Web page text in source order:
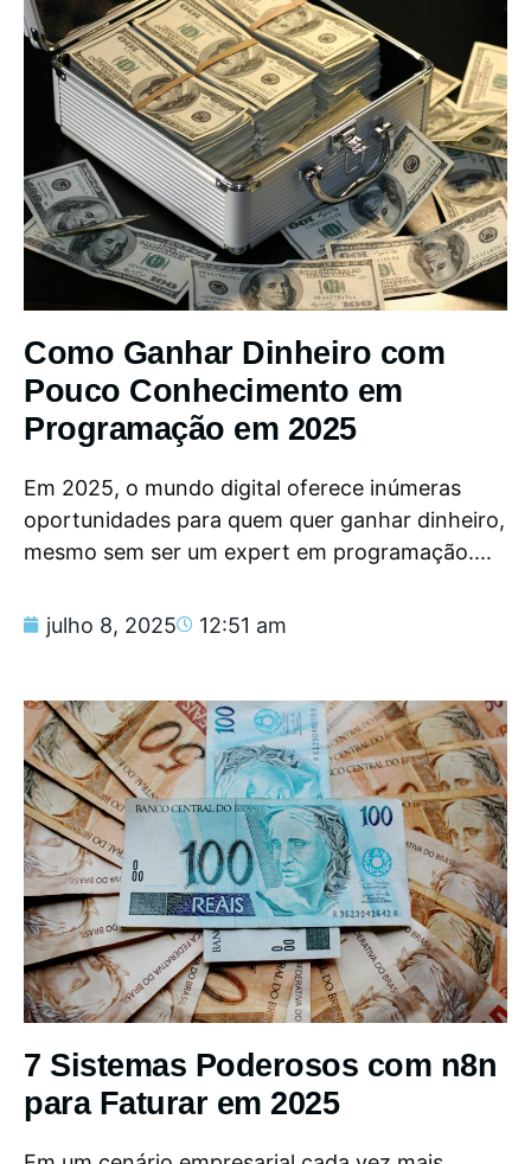
Como Ganhar Dinheiro com
Pouco Conhecimento em
Programação em 2025
Em 2025, o mundo digital oferece inúmeras
oportunidades para quem quer ganhar dinheiro,
mesmo sem ser um expert em programação....
julho 8, 2025 12:51 am
7 Sistemas Poderosos com n8n
para Faturar em 2025